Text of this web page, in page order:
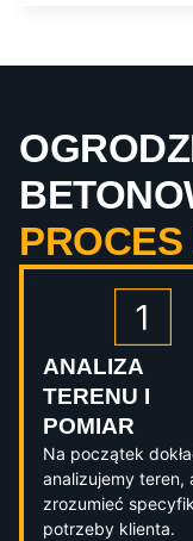
ANALIZA
TERENU I
POMIAR
Na początek
analizujemy teren,
zrozumieć
potrzeby klienta.